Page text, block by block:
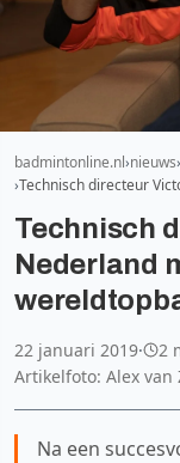
badmintonline.nl nieuws
Technisch directeur
Technisch
Nederland
22 januari 2019· 2
Artikelfoto: Alex van
Na een